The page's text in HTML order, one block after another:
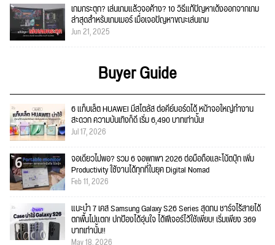
เกมกระตุก? เล่นเกมแล้วจอค้าง? 10 วิธีแก้ปัญหาเด้งออกจากเกม
ล่าสุดสำหรับเกมเมอร์ เมื่อเจอปัญหาขณะเล่นเกม
Jun 21, 2025
Buyer Guide
6 แท็บเล็ต HUAWEI มีสไตลัส ต่อคีย์บอร์ดได้ หน้าจอใหญ่ทำงาน
สะดวก ความบันเทิงก็ดี เริ่ม 6,490 บาทเท่านั้น!
Jul 17, 2026
จอเดียวไม่พอ? รวม 6 จอพกพา 2026 ต่อมือถือและโน้ตบุ๊ก เพิ่ม
Productivity ใช้งานได้ทุกที่ในยุค Digital Nomad
Feb 11, 2026
แนะนำ 7 เคส Samsung Galaxy S26 Series สุดทน ชาร์จไร้สายได้
ตกพื้นไม่แตก! ปกป้องได้อุ่นใจ ได้ฟีเจอร์ไว้ใช้เพียบ! เริ่มเพียง 369
บาทเท่านั้น!!